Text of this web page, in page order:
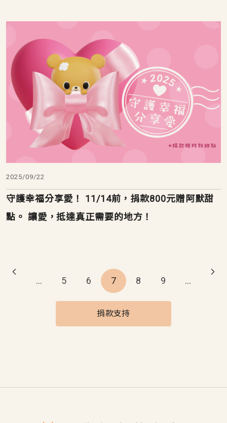
2025/09/22
守護幸福分享愛！ 11/14前，捐款800元贈阿默甜
點。 讓愛，抵達真正需要的地方！
Pagination
… 5 6 7 8 9 …
捐款支持